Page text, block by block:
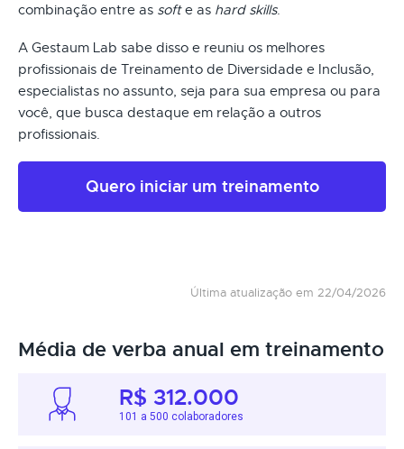
combinação entre as softe as hard skills.
A Gestaum Lab sabe disso e reuniu os melhores
profissionais de Treinamento de Diversidade e Inclusão,
especialistas no assunto, seja para sua empresa ou para
você, que busca destaque em relação a outros
profissionais.
Quero iniciar um treinamento
Última atualização em 22/04/2026
Média de verba anual em treinamento
R$ 312.000
101 a 500 colaboradores